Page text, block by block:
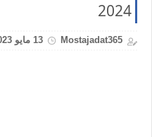
2024
Mostajadat365 13 مايو 2023